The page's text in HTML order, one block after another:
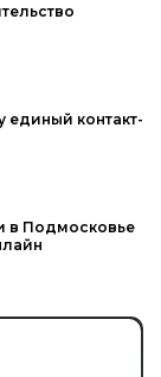
единый контакт-
в Подмосковье